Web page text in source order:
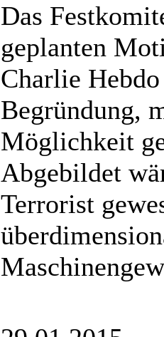
Das
geplanten
Charlie
Begründung,
Möglichkeit
Abgebildet
Terrorist